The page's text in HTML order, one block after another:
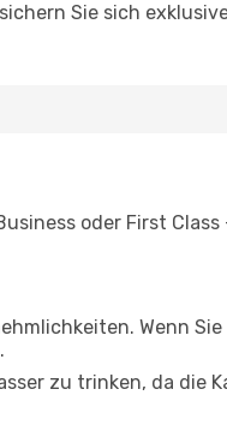
Sie sich
oder First Class
Wenn
zu trinken, da die